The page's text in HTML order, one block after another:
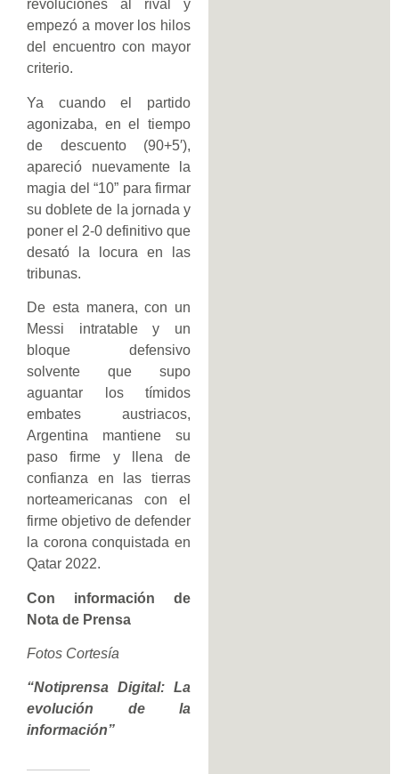
revoluciones al rival y
empezó a mover los hilos
del encuentro con mayor
criterio.
Ya cuando el partido
agonizaba, en el tiempo
de descuento (90+5′),
apareció nuevamente la
magia del “10” para firmar
su doblete de la jornada y
poner el 2-0 definitivo que
desató la locura en las
tribunas.
De esta manera, con un
Messi intratable y un
bloque defensivo
solvente que supo
aguantar los tímidos
embates austriacos,
Argentina mantiene su
paso firme y llena de
confianza en las tierras
norteamericanas con el
firme objetivo de defender
la corona conquistada en
Qatar 2022.
Con información de
Nota de Prensa
Fotos Cortesía
“Notiprensa Digital: La
evolución de la
información”